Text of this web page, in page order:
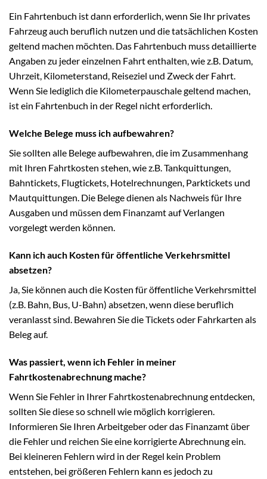
Ein Fahrtenbuch ist dann erforderlich, wenn Sie Ihr privates
Fahrzeug auch beruflich nutzen und die tatsächlichen Kosten
geltend machen möchten. Das Fahrtenbuch muss detaillierte
Angaben zu jeder einzelnen Fahrt enthalten, wie z.B. Datum,
Uhrzeit, Kilometerstand, Reiseziel und Zweck der Fahrt.
Wenn Sie lediglich die Kilometerpauschale geltend machen,
ist ein Fahrtenbuch in der Regel nicht erforderlich.
Welche Belege muss ich aufbewahren?
Sie sollten alle Belege aufbewahren, die im Zusammenhang
mit Ihren Fahrtkosten stehen, wie z.B. Tankquittungen,
Bahntickets, Flugtickets, Hotelrechnungen, Parktickets und
Mautquittungen. Die Belege dienen als Nachweis für Ihre
Ausgaben und müssen dem Finanzamt auf Verlangen
vorgelegt werden können.
Kann ich auch Kosten für öffentliche Verkehrsmittel
absetzen?
Ja, Sie können auch die Kosten für öffentliche Verkehrsmittel
(z.B. Bahn, Bus, U-Bahn) absetzen, wenn diese beruflich
veranlasst sind. Bewahren Sie die Tickets oder Fahrkarten als
Beleg auf.
Was passiert, wenn ich Fehler in meiner
Fahrtkostenabrechnung mache?
Wenn Sie Fehler in Ihrer Fahrtkostenabrechnung entdecken,
sollten Sie diese so schnell wie möglich korrigieren.
Informieren Sie Ihren Arbeitgeber oder das Finanzamt über
die Fehler und reichen Sie eine korrigierte Abrechnung ein.
Bei kleineren Fehlern wird in der Regel kein Problem
entstehen, bei größeren Fehlern kann es jedoch zu